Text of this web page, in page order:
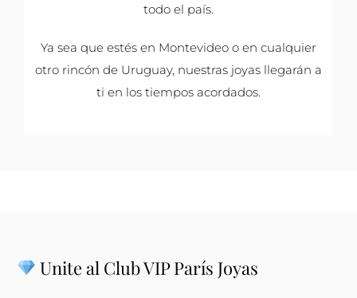
todo el país.
Ya sea que estés en Montevideo o en cualquier
otro rincón de Uruguay, nuestras joyas llegarán a
ti en los tiempos acordados.
Unite al Club VIP París Joyas